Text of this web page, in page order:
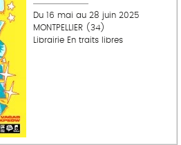
Du 16 mai au 28 juin 2025
MONTPELLIER (34)
Librairie En traits libres